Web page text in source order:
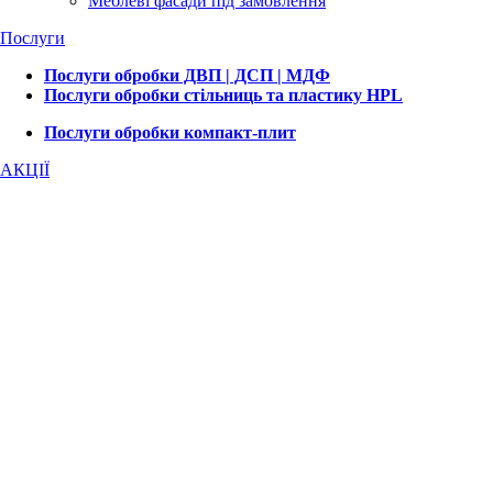
Послуги
Послуги обробки ДВП | ДСП | МДФ
Послуги обробки стільниць та пластику HPL
Послуги обробки компакт-плит
АКЦІЇ